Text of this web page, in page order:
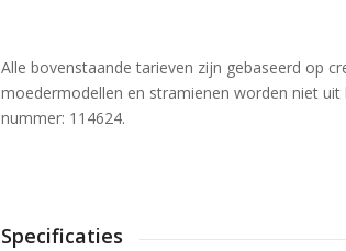
Alle bovenstaande tarieven zijn gebaseerd op
moedermodellen en stramienen worden niet
nummer: 114624.
Specificaties